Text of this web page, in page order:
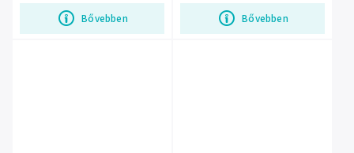
Bővebben Bővebben